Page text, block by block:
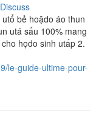
Discuss
bẻ hoặdo áo thun
utá sấu 100% mang
họdo sinh utấp 2.
le-guide-ultime-pour-